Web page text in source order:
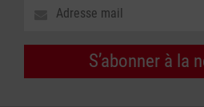
S’abonner à la